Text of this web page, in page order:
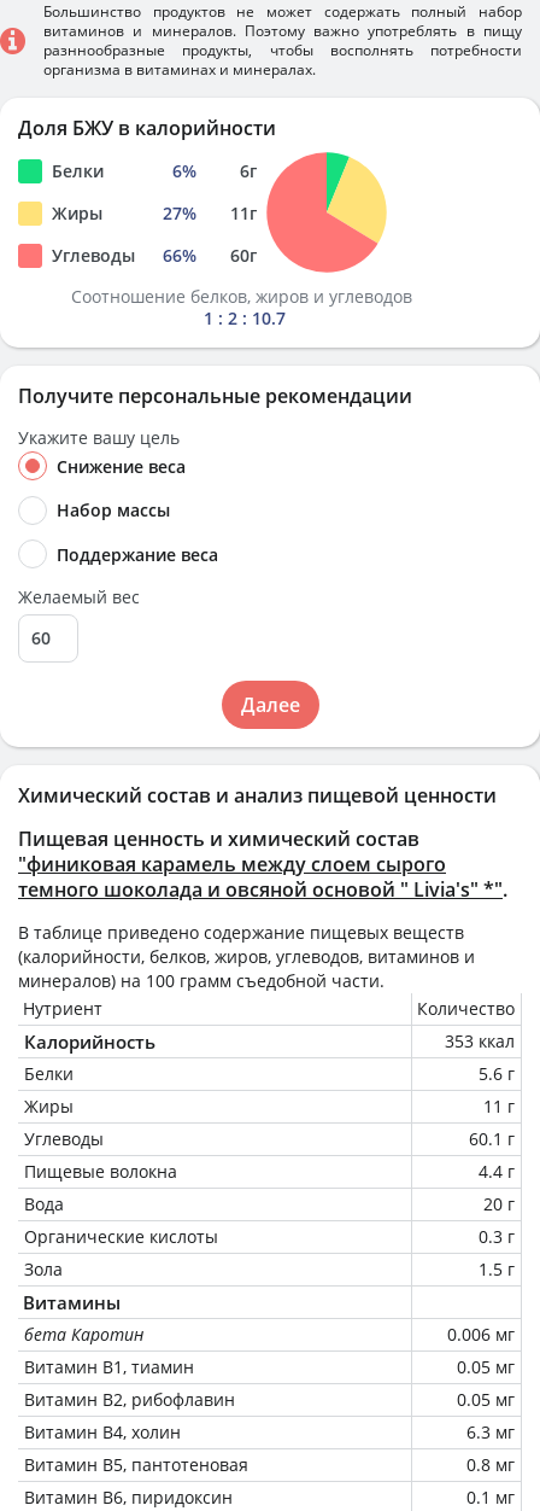
Химический состав и анализ пищевой ценности
Пищевая ценность и химический состав
"финиковая карамель между слоем сырого
темного шоколада и овсяной основой " Livia's" *".
В таблице приведено содержание пищевых веществ
(калорийности, белков, жиров, углеводов, витаминов и
минералов) на 100 грамм съедобной части.
Нутриент
Количество
Калорийность
353 ккал
Белки
5.6 г
Жиры
11 г
Углеводы
60.1 г
Пищевые волокна
4.4 г
Вода
20 г
Органические кислоты
0.3 г
Зола
1.5 г
Витамины
бета Каротин
0.006 мг
Витамин В1, тиамин
0.05 мг
Витамин В2, рибофлавин
0.05 мг
Витамин В4, холин
6.3 мг
Витамин В5, пантотеновая
0.8 мг
Витамин В6, пиридоксин
0.1 мг
Большинство продуктов не может содержать полный набор
витаминов и минералов. Поэтому важно употреблять в пищу
разннообразные продукты, чтобы восполнять потребности
организма в витаминах и минералах.
Доля БЖУ в калорийности
Белки 6% 6г
Жиры
27% 11г
Углеводы
66% 60г
Соотношение белков, жиров и углеводов
1 : 2 : 10.7
Получите персональные рекомендации
Укажите вашу цель
Снижение веса
Набор массы
Поддержание веса
Желаемый вес
Далее